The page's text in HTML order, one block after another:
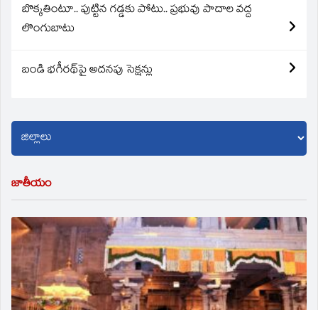
బొక్కతింటూ.. పుట్టిన గడ్డకు పోటు.. ప్రభువు పాదాల వద్ద
లొంగుబాటు
బండి భగీరథ్‌పై అదనపు సెక్షన్లు
జాతీయం